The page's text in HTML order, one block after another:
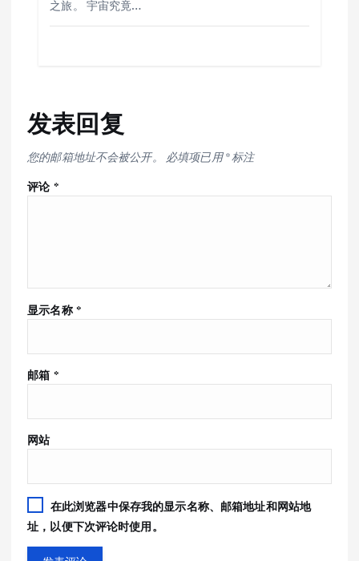
之旅。 宇宙究竟…
发表回复
您的邮箱地址不会被公开。 必填项已用*标注
评论 *
显示名称 *
邮箱 *
网站
在此浏览器中保存我的显示名称、邮箱地址和网站地
址，以便下次评论时使用。